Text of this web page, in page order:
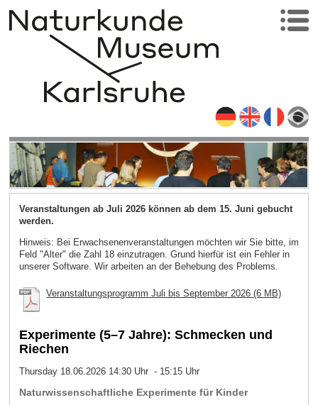
Veranstaltungen ab Juli 2026 können ab dem 15. Juni gebucht
werden.
Hinweis: Bei Erwachsenenveranstaltungen möchten wir Sie bitte, im
Feld "Alter" die Zahl 18 einzutragen. Grund hierfür ist ein Fehler in
unserer Software. Wir arbeiten an der Behebung des Problems.
Veranstaltungsprogramm Juli bis September 2026 (6 MB)
Experimente (5–7 Jahre): Schmecken und
Riechen
Thursday 18.06.2026 14:30 Uhr - 15:15 Uhr
Naturwissenschaftliche Experimente für Kinder